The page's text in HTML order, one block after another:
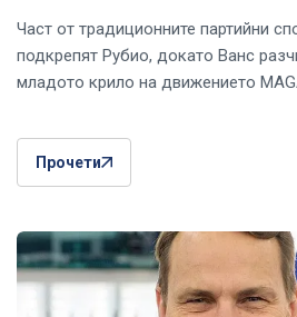
Част от традиционните партийни
подкрепят Рубио, докато Ванс
младото крило на движението
Прочети